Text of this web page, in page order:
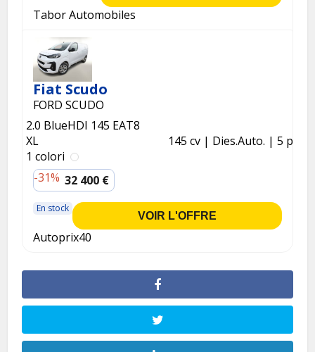
Tabor Automobiles
Fiat Scudo
FORD SCUDO
2.0 BlueHDI 145 EAT8
XL
1 colori
145 cv Dies.Auto. 5 p.
-31% 32 400 €
En stock
VOIR L'OFFRE
Autoprix40